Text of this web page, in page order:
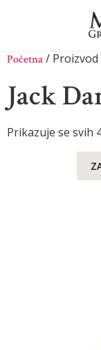
Početna/ Proizvod
Jack
Prikazuje se svih